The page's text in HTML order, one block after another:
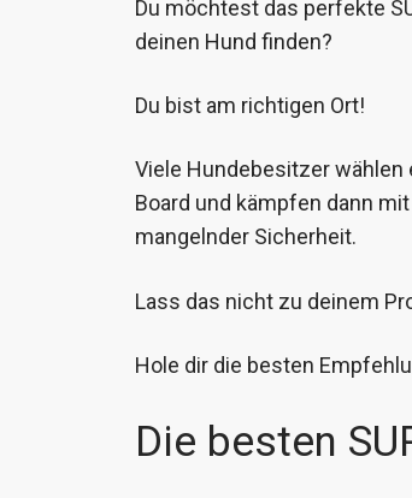
Du möchtest das perfekte
deinen Hund finden?
Du bist am richtigen Ort!
Viele Hundebesitzer wählen
Board und kämpfen dann
mangelnder Sicherheit.
Lass das nicht zu deinem
Hole dir die besten
Die besten